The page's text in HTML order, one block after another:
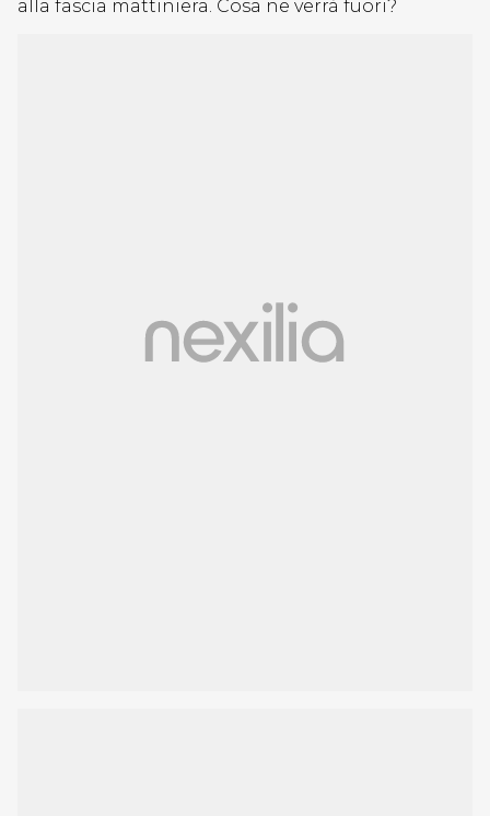
alla fascia mattiniera. Cosa ne verrà fuori?